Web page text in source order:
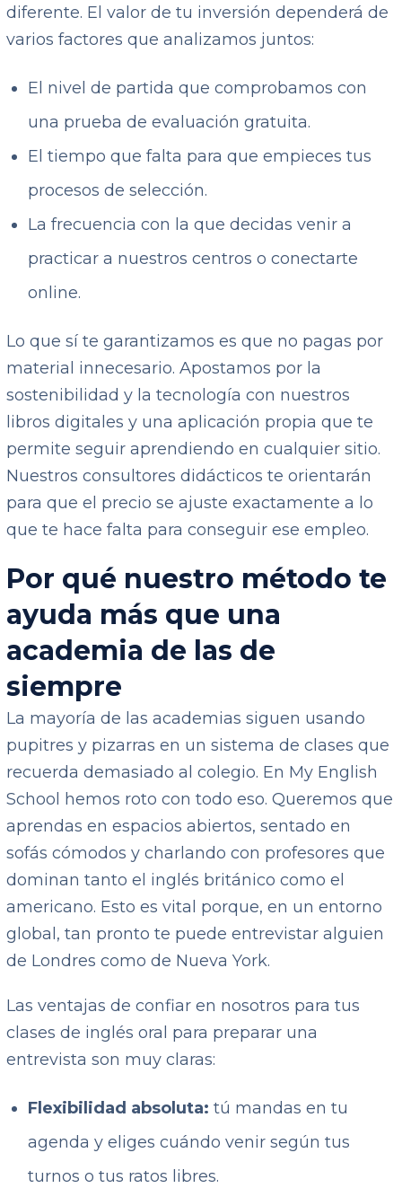
diferente. El valor de tu inversión dependerá de
varios factores que analizamos juntos:
El nivel de partida que comprobamos con
una prueba de evaluación gratuita.
El tiempo que falta para que empieces tus
procesos de selección.
La frecuencia con la que decidas venir a
practicar a nuestros centros o conectarte
online.
Lo que sí te garantizamos es que no pagas por
material innecesario. Apostamos por la
sostenibilidad y la tecnología con nuestros
libros digitales y una aplicación propia que te
permite seguir aprendiendo en cualquier sitio.
Nuestros consultores didácticos te orientarán
para que el precio se ajuste exactamente a lo
que te hace falta para conseguir ese empleo.
Por qué nuestro método te
ayuda más que una
academia de las de
siempre
La mayoría de las academias siguen usando
pupitres y pizarras en un sistema de clases que
recuerda demasiado al colegio. En My English
School hemos roto con todo eso. Queremos que
aprendas en espacios abiertos, sentado en
sofás cómodos y charlando con profesores que
dominan tanto el inglés británico como el
americano. Esto es vital porque, en un entorno
global, tan pronto te puede entrevistar alguien
de Londres como de Nueva York.
Las ventajas de confiar en nosotros para tus
clases de inglés oral para preparar una
entrevista son muy claras:
Flexibilidad absoluta: tú mandas en tu
agenda y eliges cuándo venir según tus
turnos o tus ratos libres.